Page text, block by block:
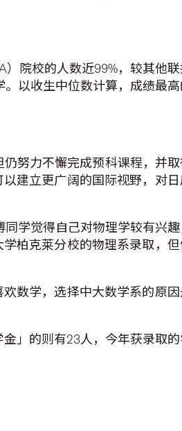
院校的人数近99%，较其他
以收生中位数计算，成绩最
努力不懈完成预科课程，并
建立更广阔的国际视野，对
学觉得自己对物理学较有兴
柏克莱分校的物理系录取，
数学，选择中大数学系的原
」的则有23人，今年获录取